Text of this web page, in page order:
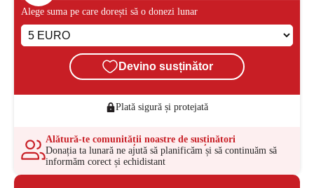
Alege suma pe care dorești să o donezi lunar
Devino susținător
Plată sigură și protejată
Alătură-te comunității noastre de susținători
Donația ta lunară ne ajută să planificăm și să continuăm să
informăm corect și echidistant